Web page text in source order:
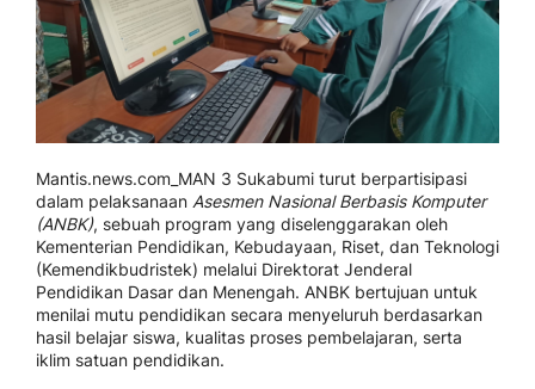
Mantis.news.com_MAN 3 Sukabumi turut berpartisipasi
dalam pelaksanaan Asesmen Nasional Berbasis Komputer
(ANBK), sebuah program yang diselenggarakan oleh
Kementerian Pendidikan, Kebudayaan, Riset, dan Teknologi
(Kemendikbudristek) melalui Direktorat Jenderal
Pendidikan Dasar dan Menengah. ANBK bertujuan untuk
menilai mutu pendidikan secara menyeluruh berdasarkan
hasil belajar siswa, kualitas proses pembelajaran, serta
iklim satuan pendidikan.